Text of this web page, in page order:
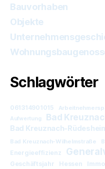
Bauvorhaben
Objekte
Schlagwörter
061314901015
Aufwertung Bad
Bad Kreuznach-
Bad Kreuznach-Wilhelmstraße
Energieeffizienz
Geschäftsjahr Hessen